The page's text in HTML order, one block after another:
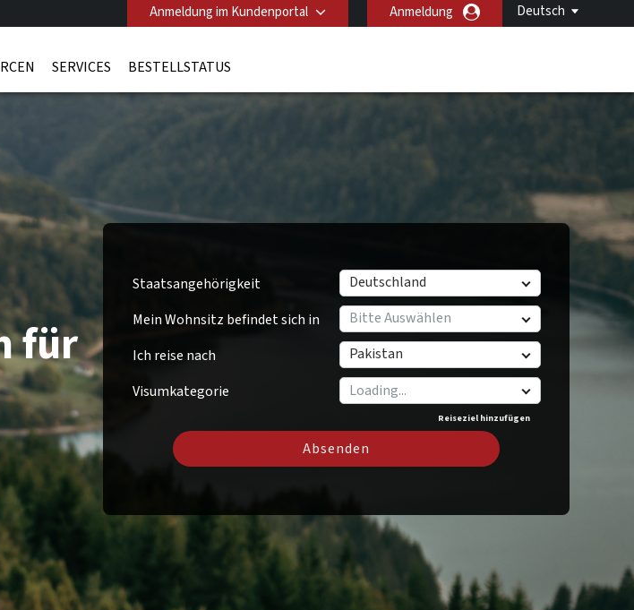
Deutsch
Anmeldung im Kundenportal Anmeldung
SERVICES BESTELLSTATUS
Staatsangehörigkeit
Deutschland
Mein Wohnsitz befindet sich in
Bitte Auswählen
Ich reise nach
Pakistan
Visumkategorie
Reiseziel hinzufügen
Absenden
für